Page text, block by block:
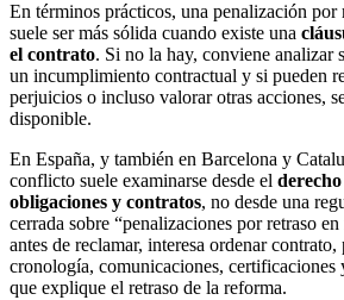
En términos prácticos, una penalización por
suele ser más sólida cuando existe una
el contrato. Si no la hay, conviene analizar
un incumplimiento contractual y si pueden
perjuicios o incluso valorar otras acciones,
disponible.
En España, y también en Barcelona y
conflicto suele examinarse desde el
obligaciones y contratos, no desde una
cerrada sobre “penalizaciones por retraso
antes de reclamar, interesa ordenar contrato,
cronología, comunicaciones, certificaciones
que explique el retraso de la reforma.